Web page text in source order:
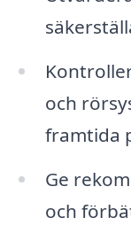
och
framtida
Ge
och